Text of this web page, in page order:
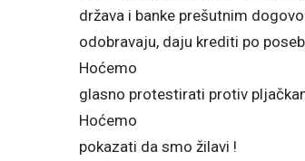
država i banke prešutnim
odobravaju, daju krediti po
Hoćemo
glasno protestirati protiv
Hoćemo
pokazati da smo žilavi !